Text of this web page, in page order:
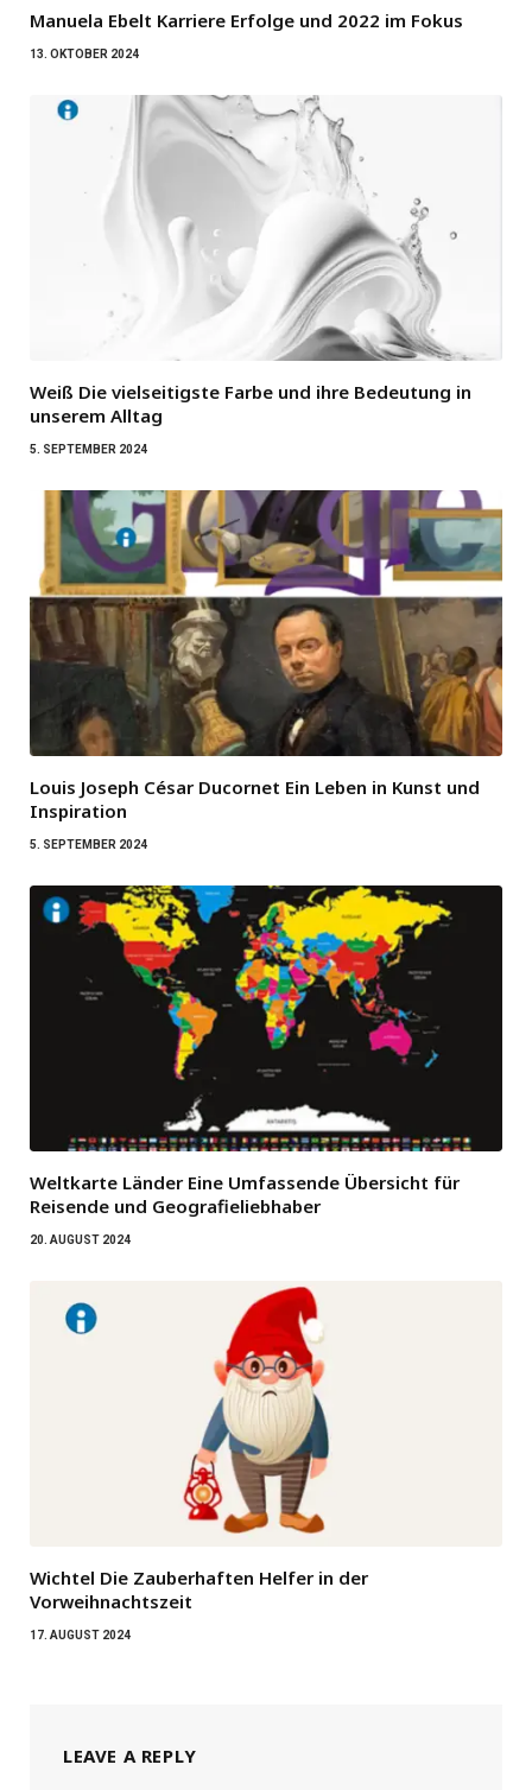
Manuela Ebelt Karriere Erfolge und 2022 im Fokus
13. OKTOBER 2024
Weiß Die vielseitigste Farbe und ihre Bedeutung in
unserem Alltag
5. SEPTEMBER 2024
Louis Joseph César Ducornet Ein Leben in Kunst und
Inspiration
5. SEPTEMBER 2024
Weltkarte Länder Eine Umfassende Übersicht für
Reisende und Geografieliebhaber
20. AUGUST 2024
Wichtel Die Zauberhaften Helfer in der
Vorweihnachtszeit
17. AUGUST 2024
LEAVE A REPLY